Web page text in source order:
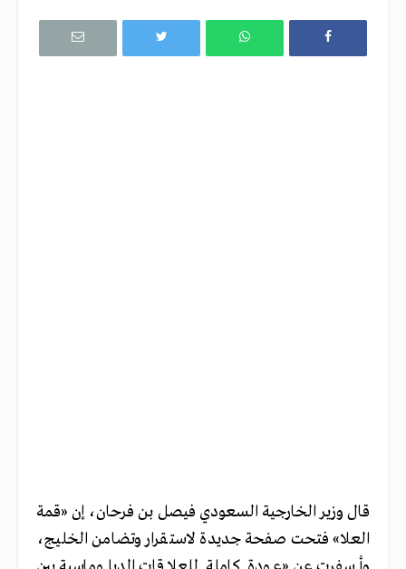
قال وزير الخارجية السعودي فيصل بن فرحان، إن «قمة
العلا» فتحت صفحة جديدة لاستقرار وتضامن الخليج،